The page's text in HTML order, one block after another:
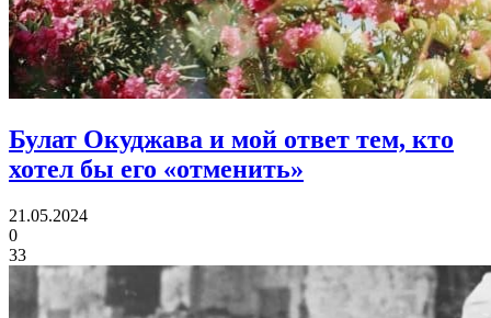
Булат Окуджава и мой ответ тем, кто
хотел бы его «отменить»
21.05.2024
0
33